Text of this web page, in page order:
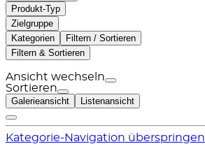
Produkt-Typ
Zielgruppe
Kategorien
Filtern / Sortieren
Filtern & Sortieren
Ansicht wechseln
Sortieren
Galerieansicht Listenansicht
Kategorie-Navigation überspringen